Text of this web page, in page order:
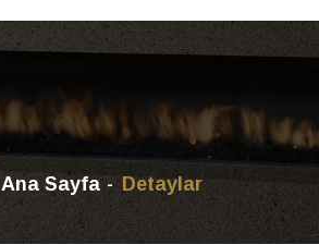
Ana Sayfa Detaylar